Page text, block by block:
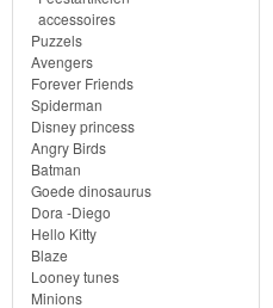
Shimmer
&
Shine
Little
Dutch
PJ
Masks
accessoires
Puzzels
Avengers
Forever Friends
Spiderman
Disney princess
Angry Birds
Batman
Goede dinosaurus
Dora -Diego
Hello Kitty
Blaze
Looney tunes
Minions